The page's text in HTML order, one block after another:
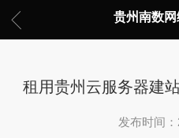
贵州南数网
租用贵州云服务器建
发布时间